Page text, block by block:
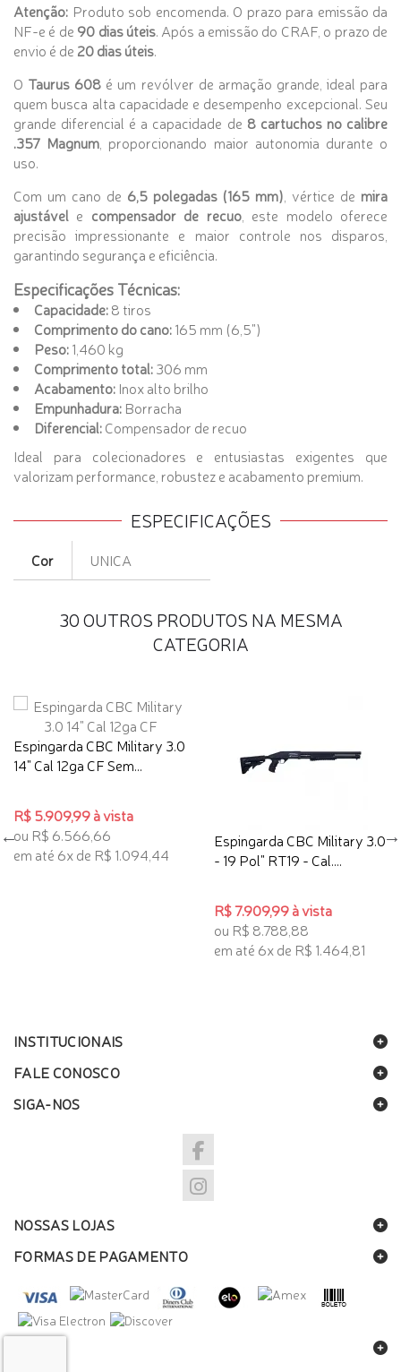
Atenção: Produto sob encomenda. O prazo para emissão da
NF-e é de 90 dias úteis. Após a emissão do CRAF, o prazo de
envio é de 20 dias úteis.
O Taurus 608 é um revólver de armação grande, ideal para
quem busca alta capacidade e desempenho excepcional. Seu
grande diferencial é a capacidade de 8 cartuchos no calibre
.357 Magnum , proporcionando maior autonomia durante o
uso.
Com um cano de 6,5 polegadas (165 mm) , vértice de mira
ajustável e compensador de recuo, este modelo oferece
precisão impressionante e maior controle nos disparos,
garantindo segurança e eficiência.
Especificações Técnicas:
Capacidade:8 tiros
Comprimento do cano:165 mm (6,5")
Peso:1,460 kg
Comprimento total:306 mm
Acabamento: Inox alto brilho
Empunhadura: Borracha
Diferencial:Compensador de recuo
Ideal para colecionadores e entusiastas exigentes que
valorizam performance, robustez e acabamento premium.
ESPECIFICAÇÕES
Cor UNICA
30 OUTROS PRODUTOS NA MESMA
CATEGORIA
Espingarda CBC Military 3.0
14" Cal 12ga CF Sem...
R$ 5.909,99 à vista
ou R$ 6.566,66
em até 6x de R$ 1.094,44
Espingarda CBC Military 3.0
- 19 Pol" RT19 - Cal....
R$ 7.909,99 à vista
ou R$ 8.788,88
em até 6x de R$ 1.464,81
INSTITUCIONAIS
FALE CONOSCO
SIGA-NOS
NOSSAS LOJAS
FORMAS DE PAGAMENTO